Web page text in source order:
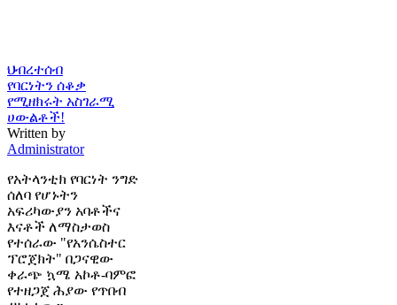
ህብረተሰብ
የባርነትን ሰቆቃ
የሚዘክሩት አስገራሚ
ሀውልቶች!
Written by
Administrator
የአትላንቲክ የባርነት ንግድ
ሰለባ የሆኑትን
አፍሪካውያን አባቶችና
እናቶች ለማስታወስ
የተሰራው "የአንሴስተር
ፕሮጀክት" በጋናዊው
ቀራጭ ኳሜ አኮቶ-ባምፎ
የተዘጋጀ ሕያው የጥበብ